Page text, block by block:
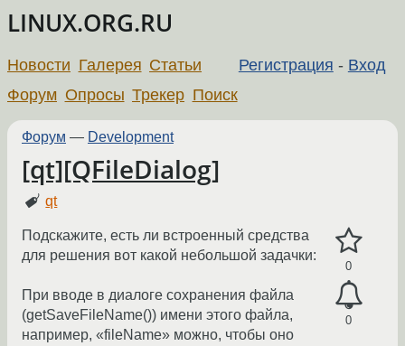
LINUX.ORG.RU
Регистрация - Вход
Новости Галерея Статьи
Форум Опросы Трекер Поиск
Форум — Development
[qt][QFileDialog]
qt
0
0
Подскажите, есть ли встроенный средства
для решения вот какой небольшой задачки:
При вводе в диалоге сохранения файла
(getSaveFileName()) имени этого файла,
например, «fileName» можно, чтобы оно